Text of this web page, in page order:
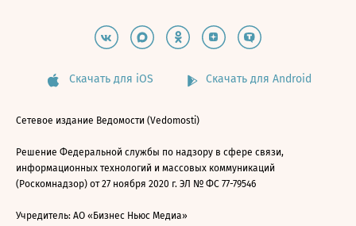
Скачать для iOS Скачать для Android
Сетевое издание Ведомости (Vedomosti)
Решение Федеральной службы по надзору в сфере связи,
информационных технологий и массовых коммуникаций
(Роскомнадзор) от 27 ноября 2020 г. ЭЛ № ФС 77-79546
Учредитель: АО «Бизнес Ньюс Медиа»